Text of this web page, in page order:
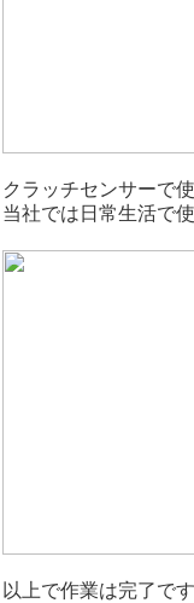
クラッチセンサーで
当社では日常生活で
以上で作業は完了で